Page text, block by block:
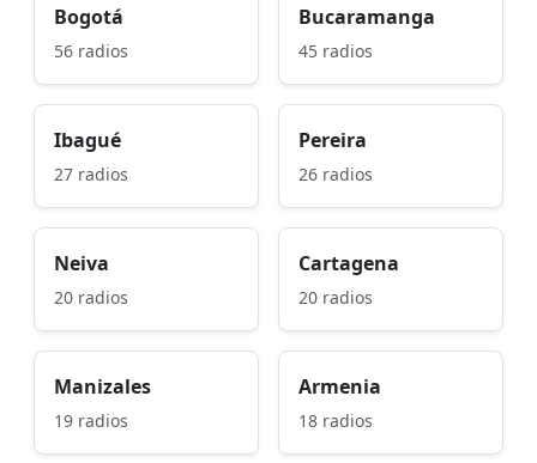
Bogotá
56 radios
Bucaramanga
45 radios
Ibagué
27 radios
Pereira
26 radios
Neiva
20 radios
Cartagena
20 radios
Manizales
19 radios
Armenia
18 radios